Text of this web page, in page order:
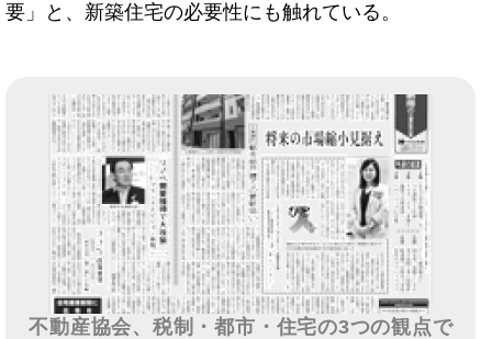
要」と、新築住宅の必要性にも触れている。
不動産協会、税制・都市・住宅の3つの観点で